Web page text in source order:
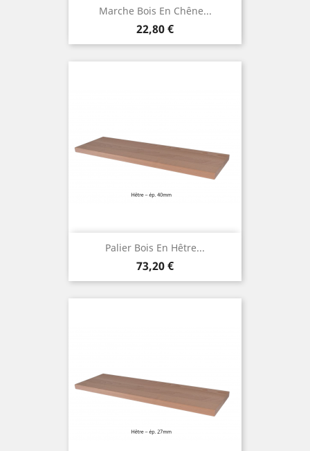
Marche Bois En Chêne...
Prix
22,80 €
Palier Bois En Hêtre...
Prix
73,20 €